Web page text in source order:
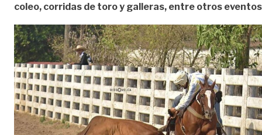
coleo, corridas de toro y galleras, entre otros